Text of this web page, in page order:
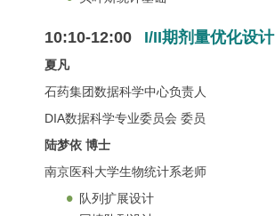
10:10-12:00 I/II期剂量优化设计
夏凡
石药集团数据科学中心负责人
DIA数据科学专业委员会 委员
陆梦依 博士
南京医科大学生物统计系老师
队列扩展设计